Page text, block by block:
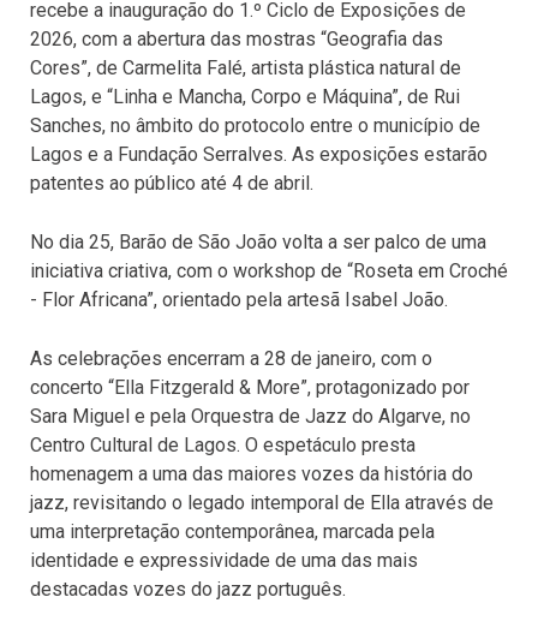
recebe a inauguração do 1.º Ciclo de Exposições de
2026, com a abertura das mostras “Geografia das
Cores”, de Carmelita Falé, artista plástica natural de
Lagos, e “Linha e Mancha, Corpo e Máquina”, de Rui
Sanches, no âmbito do protocolo entre o município de
Lagos e a Fundação Serralves. As exposições estarão
patentes ao público até 4 de abril.
No dia 25, Barão de São João volta a ser palco de uma
iniciativa criativa, com o workshop de “Roseta em Croché
- Flor Africana”, orientado pela artesã Isabel João.
As celebrações encerram a 28 de janeiro, com o
concerto “Ella Fitzgerald & More”, protagonizado por
Sara Miguel e pela Orquestra de Jazz do Algarve, no
Centro Cultural de Lagos. O espetáculo presta
homenagem a uma das maiores vozes da história do
jazz, revisitando o legado intemporal de Ella através de
uma interpretação contemporânea, marcada pela
identidade e expressividade de uma das mais
destacadas vozes do jazz português.